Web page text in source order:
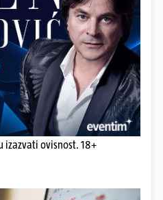
izazvati ovisnost. 18+